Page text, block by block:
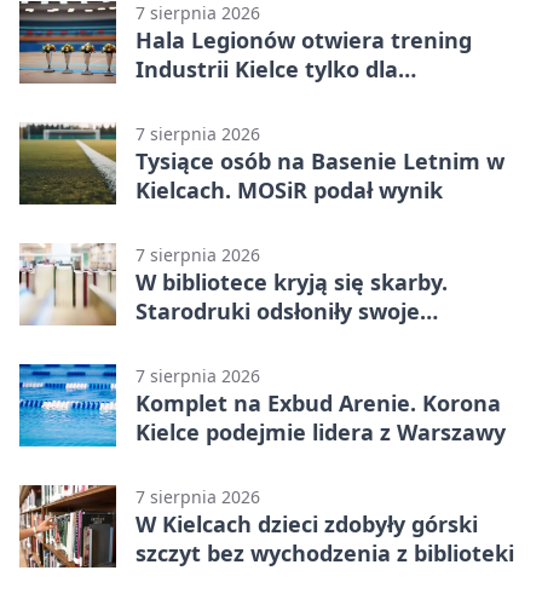
7 sierpnia 2026
Hala Legionów otwiera trening
Industrii Kielce tylko dla
7 sierpnia 2026
Tysiące osób na Basenie Letnim w
Kielcach. MOSiR podał wynik
7 sierpnia 2026
W bibliotece kryją się skarby.
Starodruki odsłoniły swoje
7 sierpnia 2026
Komplet na Exbud Arenie. Korona
Kielce podejmie lidera z Warszawy
7 sierpnia 2026
W Kielcach dzieci zdobyły górski
szczyt bez wychodzenia z biblioteki